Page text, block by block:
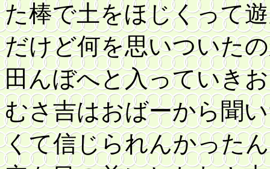
た棒で土をほじくって
だけど何を思いついた
田んぼへと入っていき
むさ吉はおばーから聞
くて信じられんかった